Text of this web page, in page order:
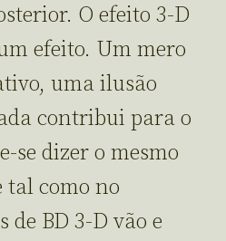
O efeito 3-D
efeito. Um mero
uma ilusão
contribui para o
se dizer o mesmo
tal como no
de BD 3-D vão e